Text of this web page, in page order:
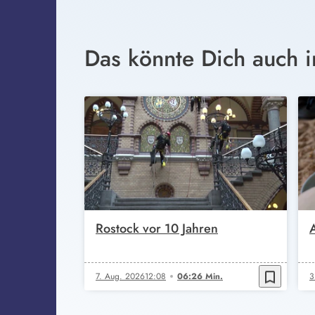
Das könnte Dich auch
Rostock vor 10 Jahren
7. Aug. 202612:08 06:26 Min. bookmark_border